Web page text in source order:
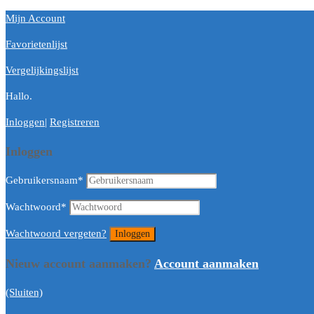
Mijn Account
Favorietenlijst
Vergelijkingslijst
Hallo.
Inloggen| Registreren
Inloggen
Gebruikersnaam*
Wachtwoord*
Wachtwoord vergeten?
Nieuw account aanmaken? Account aanmaken
(Sluiten)